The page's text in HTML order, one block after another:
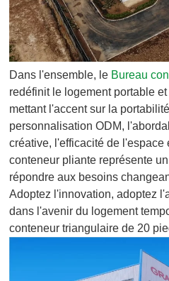
Dans l'ensemble, le Bureau
redéfinit le logement portable
mettant l'accent sur la
personnalisation ODM,
créative, l'efficacité de l'espace
conteneur pliante représente
répondre aux besoins
Adoptez l'innovation, adoptez
dans l'avenir du logement
conteneur triangulaire de 20